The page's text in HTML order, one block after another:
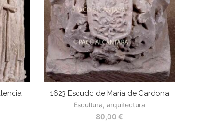
1623 Escudo de María de Cardona
Escultura, arquitectura
80,00 €